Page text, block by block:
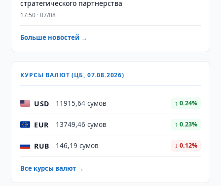
стратегического партнерства
17:50 · 07/08
Больше новостей →
КУРСЫ ВАЛЮТ (ЦБ, 07.08.2026)
USD 11915,64 сумов ↑ 0.24%
EUR 13749,46 сумов ↑ 0.23%
RUB 146,19 сумов ↓ 0.12%
Все курсы валют →